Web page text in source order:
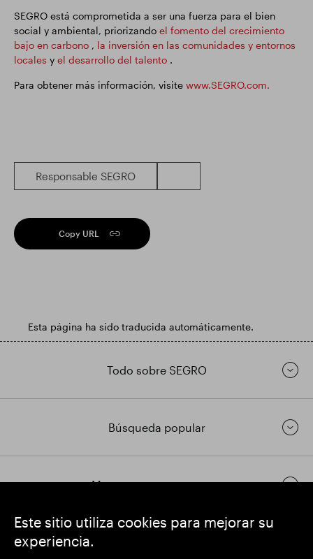
Este sitio utiliza cookies para mejorar su
experiencia.
SEGRO está comprometida a ser una fuerza para el bien
social y ambiental, priorizando el fomento del crecimiento
bajo en carbono , la inversión en las comunidades y entornos
locales y el desarrollo del talento .
Para obtener más información, visite www.SEGRO.com.
Responsable SEGRO
Copy URL
Esta página ha sido traducida automáticamente.
Todo sobre SEGRO
Búsqueda popular
Mantenerse en contacto